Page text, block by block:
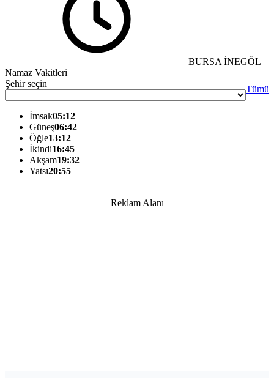
BURSA İNEGÖL
Namaz Vakitleri
Şehir seçin
Tümü
İmsak05:12
Güneş06:42
Öğle13:12
İkindi16:45
Akşam19:32
Yatsı20:55
Reklam Alanı